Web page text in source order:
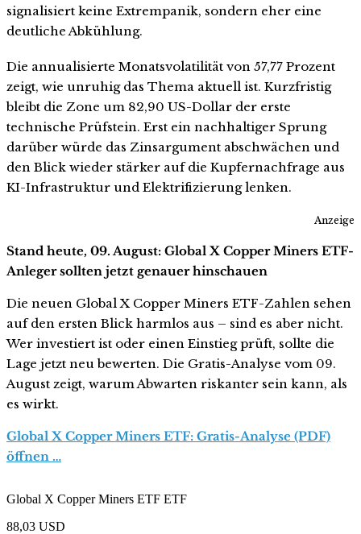
signalisiert keine Extrempanik, sondern eher eine
deutliche Abkühlung.
Die annualisierte Monatsvolatilität von 57,77 Prozent
zeigt, wie unruhig das Thema aktuell ist. Kurzfristig
bleibt die Zone um 82,90 US-Dollar der erste
technische Prüfstein. Erst ein nachhaltiger Sprung
darüber würde das Zinsargument abschwächen und
den Blick wieder stärker auf die Kupfernachfrage aus
KI-Infrastruktur und Elektrifizierung lenken.
Anzeige
Stand heute, 09. August: Global X Copper Miners ETF-
Anleger sollten jetzt genauer hinschauen
Die neuen Global X Copper Miners ETF-Zahlen sehen
auf den ersten Blick harmlos aus – sind es aber nicht.
Wer investiert ist oder einen Einstieg prüft, sollte die
Lage jetzt neu bewerten. Die Gratis-Analyse vom 09.
August zeigt, warum Abwarten riskanter sein kann, als
es wirkt.
Global X Copper Miners ETF: Gratis-Analyse (PDF)
öffnen …
Global X Copper Miners ETF ETF
88,03 USD